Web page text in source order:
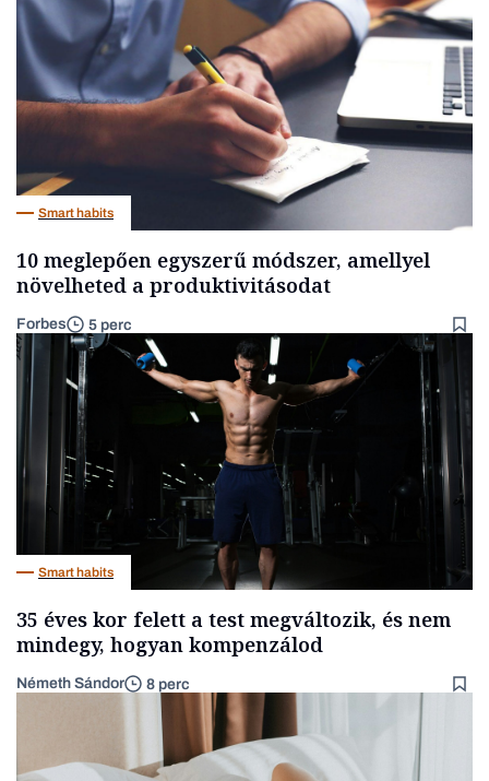
Smart habits
10 meglepően egyszerű módszer, amellyel
növelheted a produktivitásodat
Forbes 5 perc
Smart habits
35 éves kor felett a test megváltozik, és nem
mindegy, hogyan kompenzálod
Németh Sándor 8 perc